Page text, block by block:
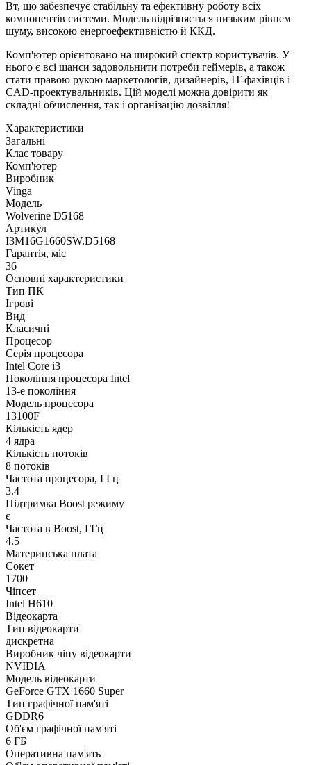
Вт, що забезпечує стабільну та ефективну роботу всіх
компонентів системи. Модель відрізняється низьким рівнем
шуму, високою енергоефективністю й ККД.
Комп'ютер орієнтовано на широкий спектр користувачів. У
нього є всі шанси задовольнити потреби геймерів, а також
стати правою рукою маркетологів, дизайнерів, IT-фахівців і
CAD-проектувальників. Цій моделі можна довірити як
складні обчислення, так і організацію дозвілля!
Характеристики
Загальні
Клас товару
Комп'ютер
Виробник
Vinga
Модель
Wolverine D5168
Артикул
I3M16G1660SW.D5168
Гарантія, міс
36
Основні характеристики
Тип ПК
Ігрові
Вид
Класичні
Процесор
Серія процесора
Intel Core i3
Покоління процесора Intel
13-е покоління
Модель процесора
13100F
Кількість ядер
4 ядра
Кількість потоків
8 потоків
Частота процесора, ГГц
3.4
Підтримка Boost режиму
є
Частота в Boost, ГГц
4.5
Материнська плата
Сокет
1700
Чіпсет
Intel H610
Відеокарта
Тип відеокарти
дискретна
Виробник чіпу відеокарти
NVIDIA
Модель відеокарти
GeForce GTX 1660 Super
Тип графічної пам'яті
GDDR6
Об'єм графічної пам'яті
6 ГБ
Оперативна пам'ять